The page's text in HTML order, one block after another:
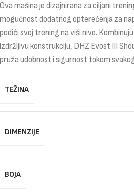
Ova mašina je dizajnirana za ciljani
mogućnost dodatnog opterećenja za
podići svoj trening na viši nivo.
izdržljivu konstrukciju, DHZ Evost III
pruža udobnost i sigurnost tokom
TEŽINA
DIMENZIJE
BOJA